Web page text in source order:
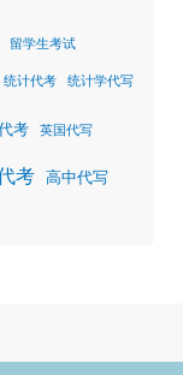
留学生考试
统计代考 统计学代写
考 英国代写
考 高中代写